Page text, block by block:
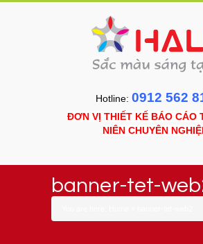
Hotline: 0912 562
ĐƠN VỊ THIẾT KẾ BÁO CÁO
NIÊN CHUYÊN
banner-tet-